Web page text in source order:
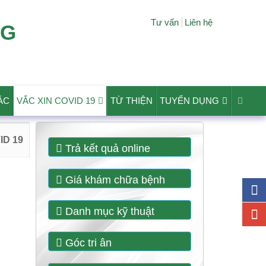
Tư vấn Liên hệ
VẮC XIN COVID 19 TỪ THIỆN TUYỂN DỤNG
19
Trả kết quả online
Giá khám chữa bệnh
Danh mục kỹ thuật
Góc tri ân